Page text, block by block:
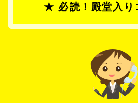
★ 必読！殿堂入